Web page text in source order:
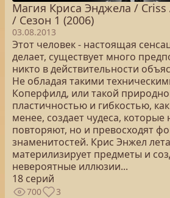
Магия Криса Энджела /
/ Сезон 1 (2006)
03.08.2013
Этот человек - настоящая
делает, существует много
никто в действительности
Не обладая такими
Коперфилд, или такой
пластичностью и гибкостью,
менее, создает чудеса, которые
повторяют, но и превосходят
знаменитостей. Крис Энжел
материлизирует предметы и
невероятные иллюзии...
18 серий
700 3